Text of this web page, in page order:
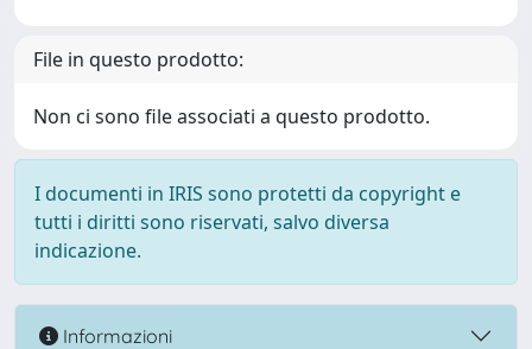
File in questo prodotto:
Non ci sono file associati a questo prodotto.
I documenti in IRIS sono protetti da copyright e
tutti i diritti sono riservati, salvo diversa
indicazione.
Informazioni